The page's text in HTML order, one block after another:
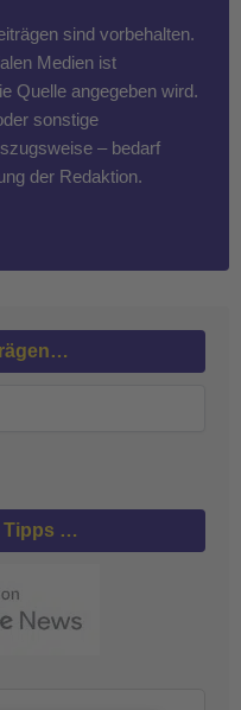
sind vorbehalten.
Medien ist
Quelle angegeben wird.
sonstige
– bedarf
der Redaktion.
Tipps …